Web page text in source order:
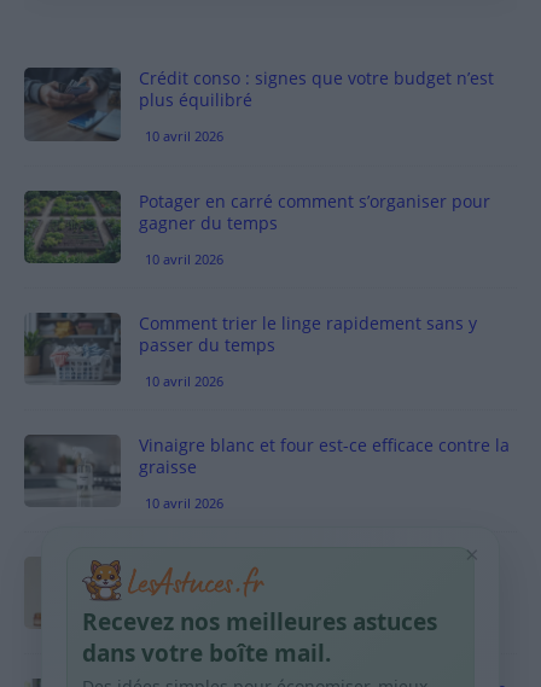
Crédit conso : signes que votre budget n’est
plus équilibré
10 avril 2026
Potager en carré comment s’organiser pour
gagner du temps
10 avril 2026
Comment trier le linge rapidement sans y
passer du temps
10 avril 2026
Vinaigre blanc et four est-ce efficace contre la
graisse
10 avril 2026
Taches pigmentaires : routine simple +
habitudes qui aident
9 avril 2026
×
Recevez nos meilleures astuces
dans votre boîte mail.